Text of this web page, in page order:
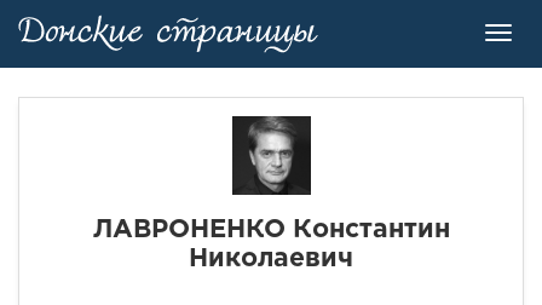
ЛАВРОНЕНКО Константин
Николаевич